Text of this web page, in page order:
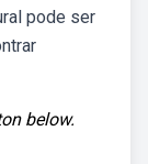
pode ser
below.